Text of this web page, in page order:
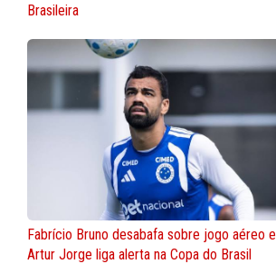
Brasileira
Fabrício Bruno desabafa sobre jogo aéreo e
Artur Jorge liga alerta na Copa do Brasil